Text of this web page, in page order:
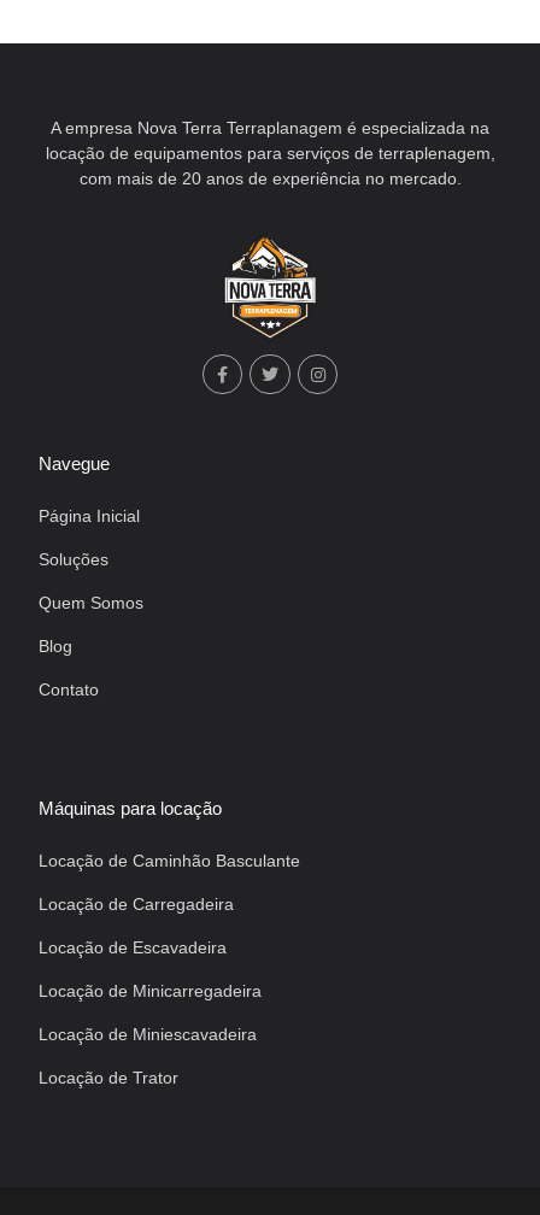
A empresa Nova Terra Terraplanagem é especializada na
locação de equipamentos para serviços de terraplenagem,
com mais de 20 anos de experiência no mercado.
Navegue
Página Inicial
Soluções
Quem Somos
Blog
Contato
Máquinas para locação
Locação de Caminhão Basculante
Locação de Carregadeira
Locação de Escavadeira
Locação de Minicarregadeira
Locação de Miniescavadeira
Locação de Trator